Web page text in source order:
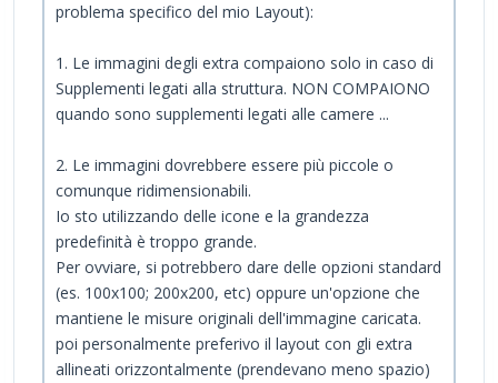
problema specifico del mio Layout):
1. Le immagini degli extra compaiono solo in caso di
Supplementi legati alla struttura. NON COMPAIONO
quando sono supplementi legati alle camere ...
2. Le immagini dovrebbere essere più piccole o
comunque ridimensionabili.
Io sto utilizzando delle icone e la grandezza
predefinità è troppo grande.
Per ovviare, si potrebbero dare delle opzioni standard
(es. 100x100; 200x200, etc) oppure un'opzione che
mantiene le misure originali dell'immagine caricata.
poi personalmente preferivo il layout con gli extra
allineati orizzontalmente (prendevano meno spazio)